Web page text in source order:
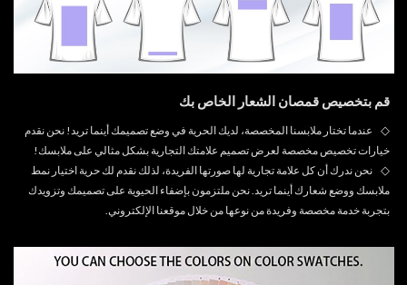
قم بتخصيص قمصان الشعار الخاص بك
◇
عندما تختار ملابسنا المخصصة، لديك الحرية في وضع تصميمك أينما تريد! نحن نقدم
خيارات تخصيص مخصصة لعرض تصميم علامتك التجارية بشكل مثالي على ملابسك!
◇
نحن ندرك أن كل علامة تجارية لها صورتها الفريدة، لذلك نقدم لك حرية اختيار نمط
ملابسك ووضع شعارك أينما تريد. نحن ملتزمون بإضفاء الحيوية على تصميمك وتزويدك
بتجربة خدمة مخصصة وفريدة من نوعها من خلال موقعنا الإلكتروني.